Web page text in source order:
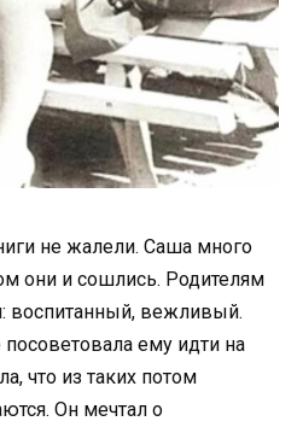
не жалели. Саша много
они и сошлись. Родителям
воспитанный, вежливый.
ему идти на
что из таких потом
Он мечтал о